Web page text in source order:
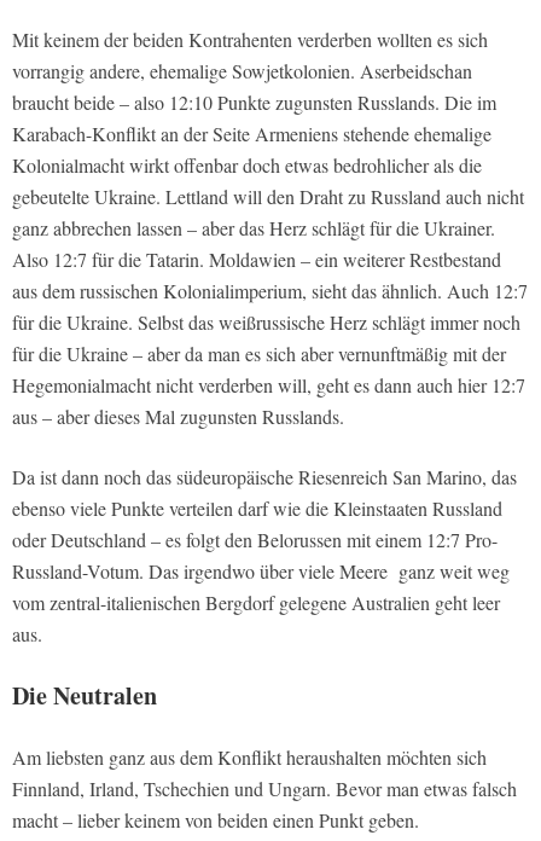
Mit keinem der beiden Kontrahenten verderben wollten es sich
vorrangig andere, ehemalige Sowjetkolonien. Aserbeidschan
braucht beide – also 12:10 Punkte zugunsten Russlands. Die im
Karabach-Konflikt an der Seite Armeniens stehende ehemalige
Kolonialmacht wirkt offenbar doch etwas bedrohlicher als die
gebeutelte Ukraine. Lettland will den Draht zu Russland auch nicht
ganz abbrechen lassen – aber das Herz schlägt für die Ukrainer.
Also 12:7 für die Tatarin. Moldawien – ein weiterer Restbestand
aus dem russischen Kolonialimperium, sieht das ähnlich. Auch 12:7
für die Ukraine. Selbst das weißrussische Herz schlägt immer noch
für die Ukraine – aber da man es sich aber vernunftmäßig mit der
Hegemonialmacht nicht verderben will, geht es dann auch hier 12:7
aus – aber dieses Mal zugunsten Russlands.
Da ist dann noch das südeuropäische Riesenreich San Marino, das
ebenso viele Punkte verteilen darf wie die Kleinstaaten Russland
oder Deutschland – es folgt den Belorussen mit einem 12:7 Pro-
Russland-Votum. Das irgendwo über viele Meere ganz weit weg
vom zentral-italienischen Bergdorf gelegene Australien geht leer
aus.
Die Neutralen
Am liebsten ganz aus dem Konflikt heraushalten möchten sich
Finnland, Irland, Tschechien und Ungarn. Bevor man etwas falsch
macht – lieber keinem von beiden einen Punkt geben.